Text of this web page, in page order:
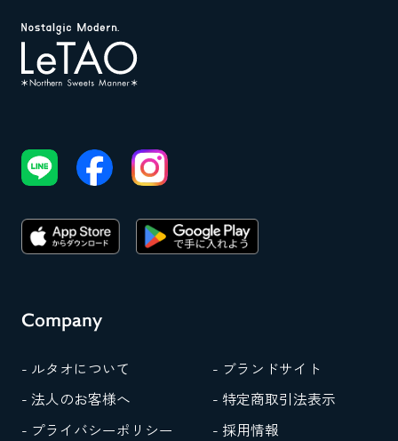
Company
- ルタオについて
- ブランドサイト
- 法人のお客様へ
- 特定商取引法表示
- プライバシーポリシー
- 採用情報